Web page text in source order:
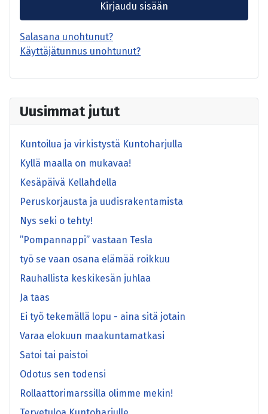
Uusimmat jutut
Kuntoilua ja virkistystä Kuntoharjulla
Kyllä maalla on mukavaa!
Kesäpäivä Kellahdella
Peruskorjausta ja uudisrakentamista
Nys seki o tehty!
”Pompannappi” vastaan Tesla
työ se vaan osana elämää roikkuu
Rauhallista keskikesän juhlaa
Ja taas
Ei työ tekemällä lopu - aina sitä jotain
Varaa elokuun maakuntamatkasi
Satoi tai paistoi
Odotus sen todensi
Rollaattorimarssilla olimme mekin!
Kirjaudu sisään
Salasana unohtunut?
Käyttäjätunnus unohtunut?